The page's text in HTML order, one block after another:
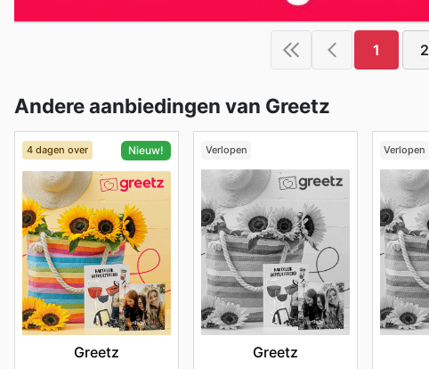
1 2
Andere aanbiedingen van Greetz
4 dagen over Nieuw!
Greetz
Verlopen
Greetz
Verlopen